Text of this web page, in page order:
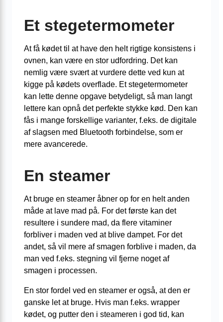
Et stegetermometer
At få kødet til at have den helt rigtige konsistens i
ovnen, kan være en stor udfordring. Det kan
nemlig være svært at vurdere dette ved kun at
kigge på kødets overflade. Et stegetermometer
kan lette denne opgave betydeligt, så man langt
lettere kan opnå det perfekte stykke kød. Den kan
fås i mange forskellige varianter, f.eks. de digitale
af slagsen med Bluetooth forbindelse, som er
mere avancerede.
En steamer
At bruge en steamer åbner op for en helt anden
måde at lave mad på. For det første kan det
resultere i sundere mad, da flere vitaminer
forbliver i maden ved at blive dampet. For det
andet, så vil mere af smagen forblive i maden, da
man ved f.eks. stegning vil fjerne noget af
smagen i processen.
En stor fordel ved en steamer er også, at den er
ganske let at bruge. Hvis man f.eks. wrapper
kødet, og putter den i steameren i god tid, kan